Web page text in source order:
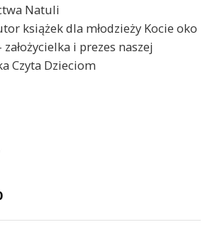
Natuli
książek dla młodzieży Kocie oko
założycielka i prezes naszej
Czyta Dzieciom